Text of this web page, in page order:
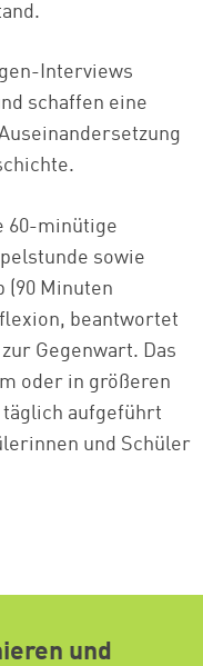
Interviews
schaffen eine
60-minütige
sowie
(90 Minuten
beantwortet
Gegenwart. Das
oder in größeren
täglich aufgeführt
und Schüler
und